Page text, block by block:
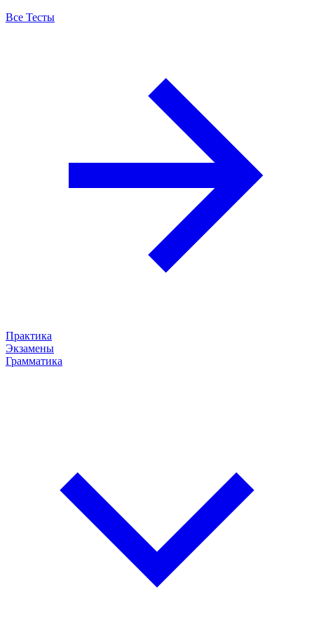
Все Тесты
Практика
Экзамены
Грамматика